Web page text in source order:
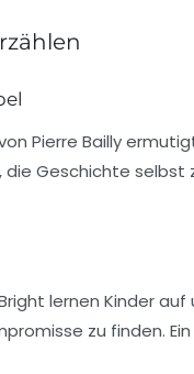
Pierre Bailly
Geschichte
lernen Kinder
zu finden.